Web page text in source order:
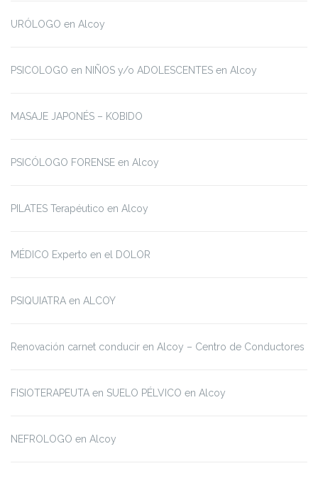
URÓLOGO en Alcoy
PSICOLOGO en NIÑOS y/o ADOLESCENTES en Alcoy
MASAJE JAPONÉS – KOBIDO
PSICÓLOGO FORENSE en Alcoy
PILATES Terapéutico en Alcoy
MÉDICO Experto en el DOLOR
PSIQUIATRA en ALCOY
Renovación carnet conducir en Alcoy – Centro de Conductores
FISIOTERAPEUTA en SUELO PÉLVICO en Alcoy
NEFROLOGO en Alcoy